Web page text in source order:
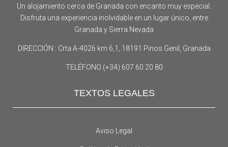
Un alojamiento cerca de Granada con encanto muy especial.
Disfruta una experiencia inolvidable en un lugar único, entre
Granada y Sierra Nevada
DIRECCIÓN : Crta A-4026 km 6,1, 18191 Pinos Genil, Granada
TELÉFONO (+34) 607 60 20 80
TEXTOS LEGALES
Aviso Legal